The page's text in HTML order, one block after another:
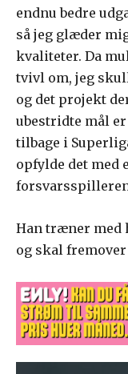
endnu bedre
så jeg glæder
kvaliteter. Da
tvivl om, jeg
og det projekt
ubestridte mål
tilbage i
opfylde det med
Han træner med
og skal